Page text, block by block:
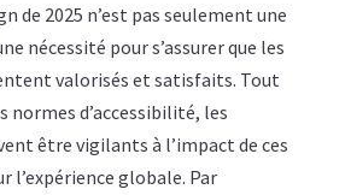
de 2025 n’est pas seulement une
nécessité pour s’assurer que les
valorisés et satisfaits. Tout
normes d’accessibilité, les
être vigilants à l’impact de ces
l’expérience globale. Par